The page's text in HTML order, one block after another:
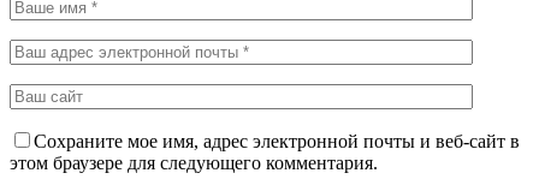
Сохраните мое имя, адрес электронной почты и веб-сайт в
этом браузере для следующего комментария.